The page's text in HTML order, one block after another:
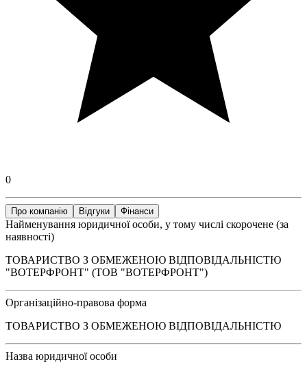
0
Про компанію Відгуки Фінанси
Найменування юридичної особи, у тому числі скорочене (за
наявності)
ТОВАРИСТВО З ОБМЕЖЕНОЮ ВІДПОВІДАЛЬНІСТЮ
"ВОТЕРФРОНТ" (ТОВ "ВОТЕРФРОНТ")
Організаційно-правова форма
ТОВАРИСТВО З ОБМЕЖЕНОЮ ВІДПОВІДАЛЬНІСТЮ
Назва юридичної особи